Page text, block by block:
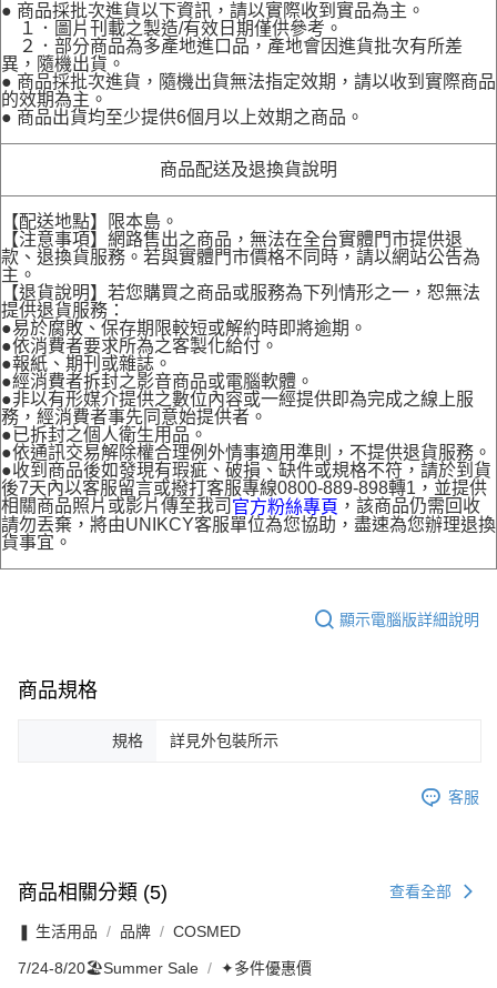
● 商品採批次進貨以下資訊，請以實際收到實品為主。
１．圖片刊載之製造/有效日期僅供參考。
２．部分商品為多產地進口品，產地會因進貨批次有所差
異，隨機出貨。
● 商品採批次進貨，隨機出貨無法指定效期，請以收到實際商品
的效期為主。
● 商品出貨均至少提供6個月以上效期之商品。
商品配送及退換貨說明
【配送地點】限本島。
【注意事項】網路售出之商品，無法在全台實體門市提供退
款、退換貨服務。若與實體門市價格不同時，請以網站公告為
主。
【退貨說明】若您購買之商品或服務為下列情形之一，恕無法
提供退貨服務：
●易於腐敗、保存期限較短或解約時即將逾期。
●依消費者要求所為之客製化給付。
●報紙、期刊或雜誌。
●經消費者拆封之影音商品或電腦軟體。
●非以有形媒介提供之數位內容或一經提供即為完成之線上服
務，經消費者事先同意始提供者。
●已拆封之個人衛生用品。
●依通訊交易解除權合理例外情事適用準則，不提供退貨服務。
●收到商品後如發現有瑕疵、破損、缺件或規格不符，請於到貨
後7天內以客服留言或撥打客服專線0800-889-898轉1，並提供
相關商品照片或影片傳至我司 官方粉絲專頁 ，該商品仍需回收
請勿丟棄，將由UNIKCY客服單位為您協助，盡速為您辦理退換
貨事宜。
顯示電腦版詳細說明
商品規格
規格 詳見外包裝所示
客服
商品相關分類 (5) 查看全部
❚ 生活用品 品牌 COSMED
7/24-8/20🏖️Summer Sale ✦多件優惠價